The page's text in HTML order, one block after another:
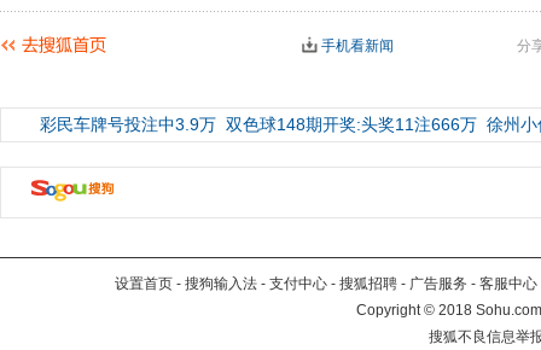
分
手机看新闻
彩民车牌号投注中3.9万 双色球148期开奖:头奖11注666万 徐州
设置首页 - 搜狗输入法 - 支付中心 - 搜狐招聘 - 广告服务 - 客服中心
Copyright©2018
搜狐不良信息举